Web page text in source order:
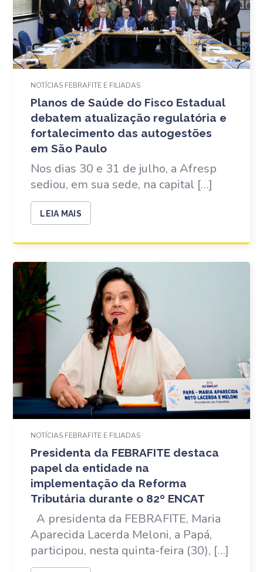
NOTÍCIAS FEBRAFITE E FILIADAS
Planos de Saúde do Fisco Estadual
debatem atualização regulatória e
fortalecimento das autogestões
em São Paulo
Nos dias 30 e 31 de julho, a Afresp
sediou, em sua sede, na capital […]
LEIA MAIS
NOTÍCIAS FEBRAFITE E FILIADAS
Presidenta da FEBRAFITE destaca
papel da entidade na
implementação da Reforma
Tributária durante o 82º ENCAT
A presidenta da FEBRAFITE, Maria
Aparecida Lacerda Meloni, a Papá,
participou, nesta quinta-feira (30), […]